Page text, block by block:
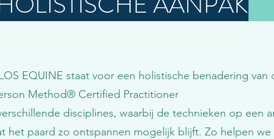
EQUINE staat voor een holistische benadering
Method® Certified Practitioner
disciplines, waarbij de technieken op een
het paard zo ontspannen mogelijk blijft. Zo helpen